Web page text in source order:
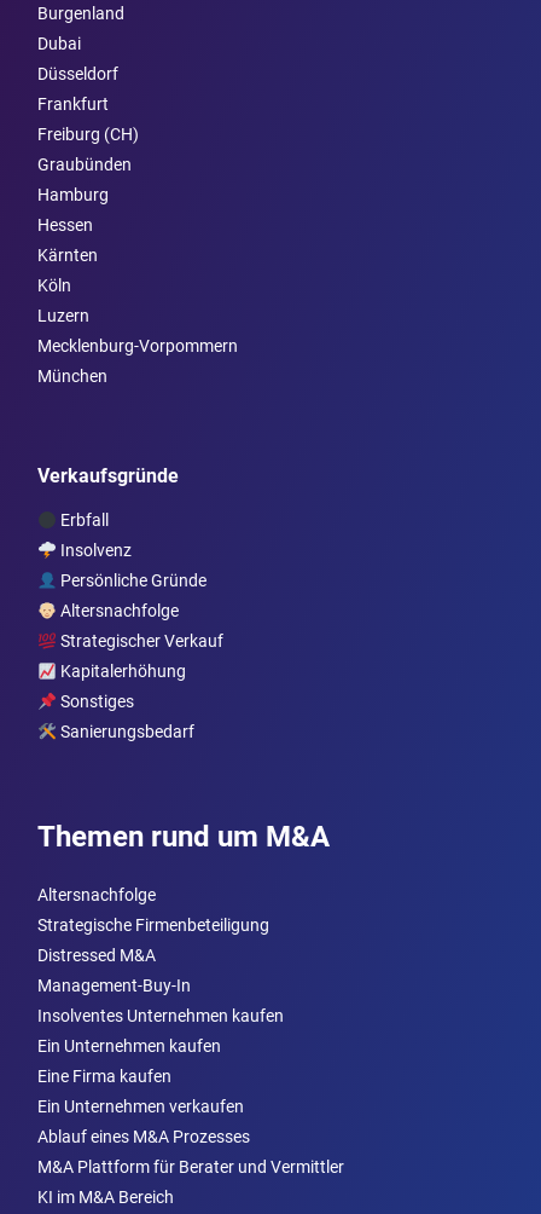
Burgen­land
Dubai
Düsseldorf
Frankfurt
Freiburg (CH)
Graubünden
Hamburg
Hessen
Kärnten
Köln
Luzern
Mecklenburg-Vorpommern
München
Verkaufsgründe
Erbfall
Insolvenz
Persönliche Gründe
Altersnachfolge
Strategischer Verkauf
Kapitalerhöhung
Sonstiges
Sanierungsbedarf
Themen rund um M&A
Altersnachfolge
Strategische Firmenbeteiligung
Distressed M&A
Management-Buy-In
Insolventes Unternehmen kaufen
Ein Unternehmen kaufen
Eine Firma kaufen
Ein Unternehmen verkaufen
Ablauf eines M&A Prozesses
M&A Plattform für Berater und Vermittler
KI im M&A Bereich